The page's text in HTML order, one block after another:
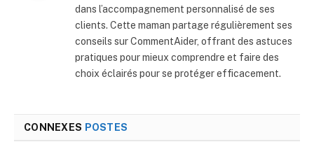
dans l’accompagnement personnalisé de ses
clients. Cette maman partage régulièrement ses
conseils sur CommentAider, offrant des astuces
pratiques pour mieux comprendre et faire des
choix éclairés pour se protéger efficacement.
CONNEXES POSTES